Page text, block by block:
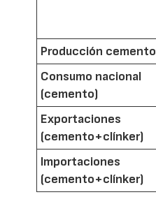
Producción cemento
Consumo nacional
(cemento)
Exportaciones
(cemento+clínker)
Importaciones
(cemento+clínker)